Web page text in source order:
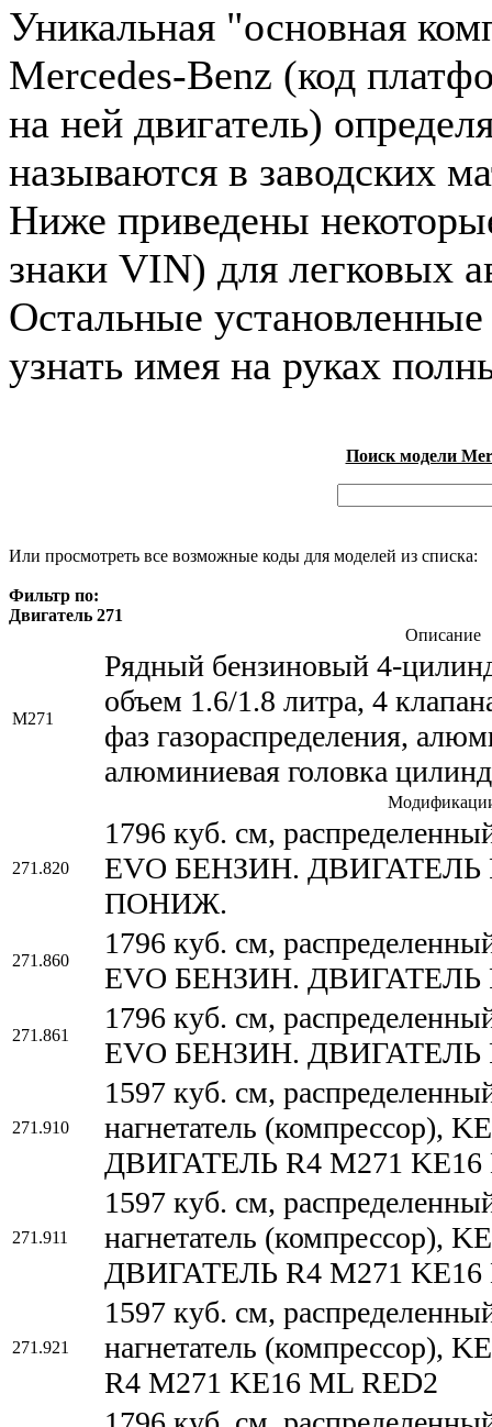
Уникальная "основная
Mercedes-Benz (код
на ней двигатель)
называются в заводских
Ниже приведены
знаки VIN) для легковых
Остальные
узнать имея на руках
Поиск модели
Или просмотреть все возможные коды для моделей из списка:
Фильтр по:
Двигатель 271
Описание
M271
Рядный бензиновый 4-
объем 1.6/1.8 литра, 4
фаз газораспределения,
алюминиевая головка
271.820
1796 куб. см,
EVO БЕНЗИН. ДВИГАТЕЛЬ
ПОНИЖ.
271.860
1796 куб. см,
EVO БЕНЗИН. ДВИГАТЕЛЬ
271.861
1796 куб. см,
EVO БЕНЗИН. ДВИГАТЕЛЬ
271.910
1597 куб. см,
нагнетатель
ДВИГАТЕЛЬ R4 M271 KE16
271.911
1597 куб. см,
нагнетатель
ДВИГАТЕЛЬ R4 M271 KE16
271.921
1597 куб. см,
нагнетатель
R4 M271 KE16 ML RED2